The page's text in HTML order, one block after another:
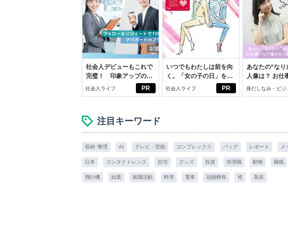
PR
社会人デビューもこれで
完璧！ 印象アップのセ
ルフプロデュース術
社会人ライフ PR
いつでもわたしは前を向
く。「女の子の日」を前
向きに♪社会人エリ・大
社会人ライフ
あなたの“なり
人像は？ お仕
びから始める
身だしなみ・ビジ
スアイテム
注目キーワード
収納･整理 AI テレビ・芸能 コンプレックス バッグ レポート メ
日本 コンタクトレンズ 自宅 グッズ 投資 管理職 動物 睡眠
飛行機 始業 就職活動 料理 電車 冠婚葬祭 袴 美容